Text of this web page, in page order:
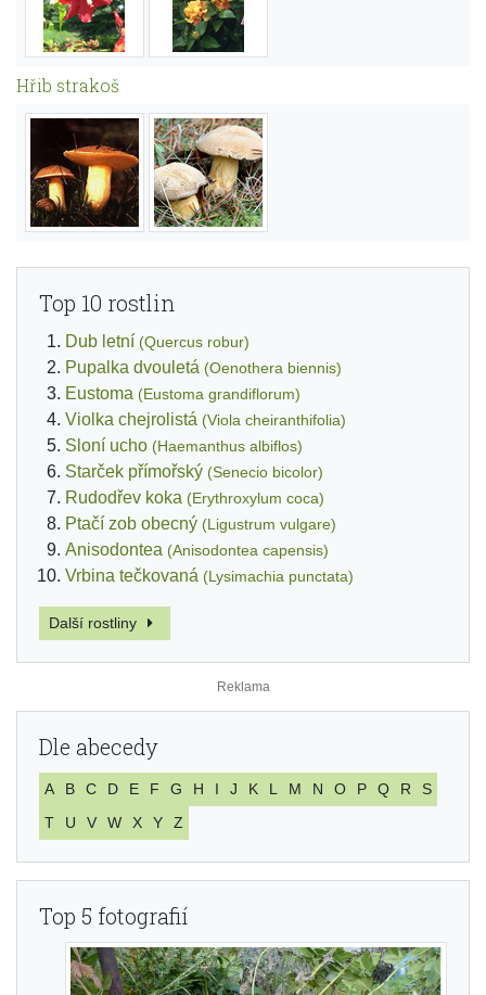
Hřib strakoš
Top 10 rostlin
Dub letní (Quercus robur)
Pupalka dvouletá (Oenothera biennis)
Eustoma (Eustoma grandiflorum)
Violka chejrolistá (Viola cheiranthifolia)
Sloní ucho (Haemanthus albiflos)
Starček přímořský (Senecio bicolor)
Rudodřev koka (Erythroxylum coca)
Ptačí zob obecný (Ligustrum vulgare)
Anisodontea (Anisodontea capensis)
Vrbina tečkovaná (Lysimachia punctata)
Další rostliny
Dle abecedy
A B C D E F G H I J K L M N O P Q R
S
T
U V W X Y Z
Top 5 fotografií